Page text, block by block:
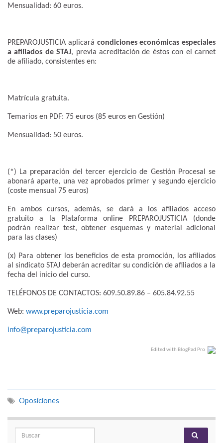
Mensualidad: 60 euros.
PREPAROJUSTICIA aplicará condiciones económicas especiales
a afiliados de STAJ, previa acreditación de éstos con el carnet
de afiliado, consistentes en:
Matrícula gratuita.
Temarios en PDF: 75 euros (85 euros en Gestión)
Mensualidad: 50 euros.
(*) La preparación del tercer ejercicio de Gestión Procesal se
abonará aparte, una vez aprobados primer y segundo ejercicio
(coste mensual 75 euros)
En ambos cursos, además, se dará a los afiliados acceso
gratuito a la Plataforma online PREPAROJUSTICIA (donde
podrán realizar test, obtener esquemas y material adicional
para las clases)
(x) Para obtener los beneficios de esta promoción, los afiliados
al sindicato STAJ deberán acreditar su condición de afiliados a la
fecha del inicio del curso.
TELÉFONOS DE CONTACTOS: 609.50.89.86 – 605.84.92.55
Web: www.preparojusticia.com
info@preparojusticia.com
Edited with BlogPad Pro
Oposiciones
Search for: